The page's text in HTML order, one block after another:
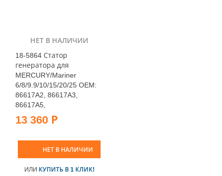
НЕТ В НАЛИЧИИ
18-5864 Статор
генератора для
MERCURY/Mariner
6/8/9.9/10/15/20/25 OEM:
86617A2, 86617A3,
86617A5,
13 360 Р
НЕТ В НАЛИЧИИ
ИЛИ КУПИТЬ В 1 КЛИК!